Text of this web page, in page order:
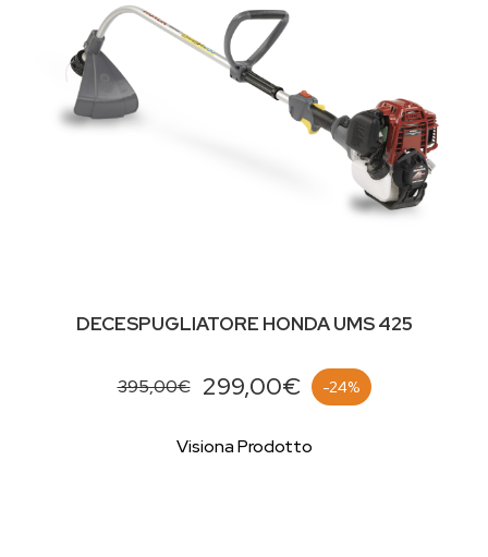
DECESPUGLIATORE HONDA UMS 425
395,00€ 299,00€ -24%
Visiona Prodotto